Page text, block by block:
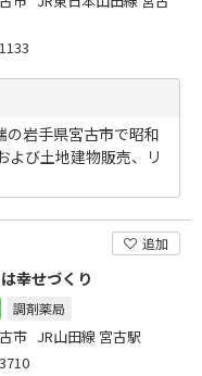
の岩手県宮古市で昭和
よび土地建物販売、リ
追加
幸せづくり
調剤薬局
市 JR山田線 宮古駅